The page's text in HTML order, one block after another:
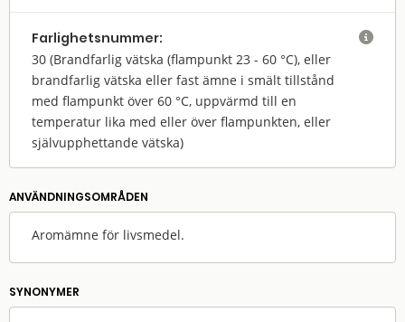
Farlighets­nummer:
30 (Brandfarlig vätska (flampunkt 23 - 60 °C), eller
brandfarlig vätska eller fast ämne i smält tillstånd
med flampunkt över 60 °C, uppvärmd till en
temperatur lika med eller över flampunkten, eller
självupphettande vätska)

ANVÄNDNINGS­OMRÅDEN
Aromämne för livsmedel.
SYNONYMER